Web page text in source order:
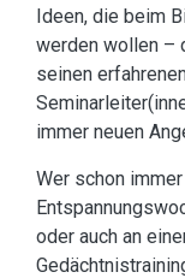
Ideen, die beim
werden wollen –
seinen
immer neuen
Wer schon
oder auch an